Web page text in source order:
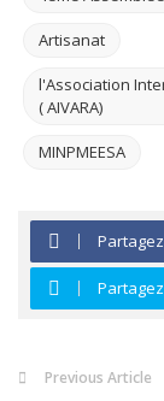
Artisanat
l'Association
( AIVARA)
MINPMEESA
Previous Article